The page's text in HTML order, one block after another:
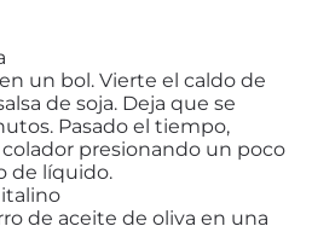
un bol. Vierte el caldo de
de soja. Deja que se
. Pasado el tiempo,
presionando un poco
de líquido.
de aceite de oliva en una